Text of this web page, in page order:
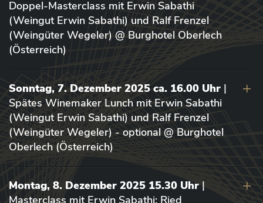
Doppel-Masterclass mit Erwin Sabathi
(Weingut Erwin Sabathi) und Ralf Frenzel
(Weingüter Wegeler) @ Burghotel Oberlech
(Österreich)
Sonntag, 7. Dezember 2025 ca. 16.00 Uhr |
Spätes Winemaker Lunch mit Erwin Sabathi
(Weingut Erwin Sabathi) und Ralf Frenzel
(Weingüter Wegeler) - optional @ Burghotel
Oberlech (Österreich)
Montag, 8. Dezember 2025 15.30 Uhr |
Masterclass mit Erwin Sabathi: Ried